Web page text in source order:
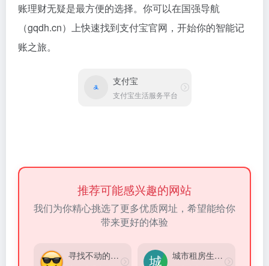
账理财无疑是最方便的选择。你可以在国强导航
（gqdh.cn）上快速找到支付宝官网，开始你的智能记
账之旅。
支付宝
支付宝生活服务平台
推荐可能感兴趣的网站
我们为你精心挑选了更多优质网址，希望能给你
带来更好的体验
寻找不动的表情 城市租房生存指南